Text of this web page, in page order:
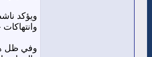
ويؤكد
وفي ظل